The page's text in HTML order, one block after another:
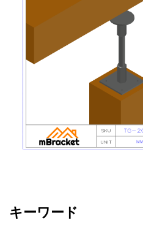
キーワード